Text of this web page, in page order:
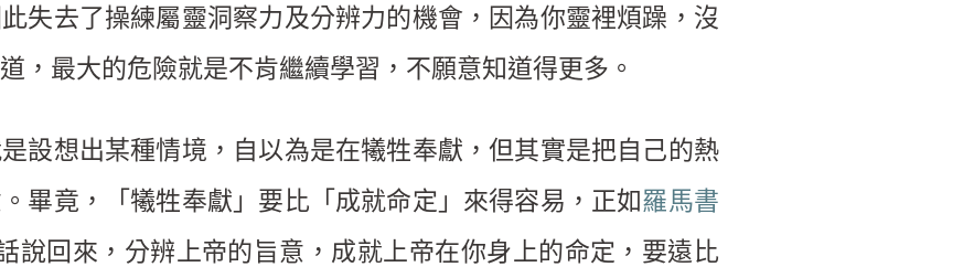
失去了操練屬靈洞察力及分辨力的機會，因為你靈裡煩躁，沒
，最大的危險就是不肯繼續學習，不願意知道得更多。
設想出某種情境，自以為是在犧牲奉獻，但其實是把自己的熱
畢竟，「犧牲奉獻」要比「成就命定」來得容易，正如羅馬書
說回來，分辨上帝的旨意，成就上帝在你身上的命定，要遠比